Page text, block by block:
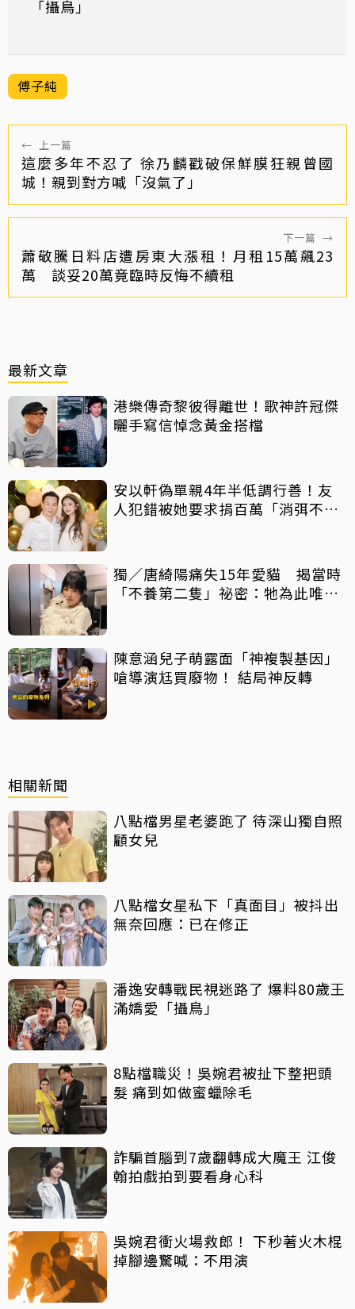
「攝鳥」
傅子純
← 上一篇
這麼多年不忍了 徐乃麟戳破保鮮膜狂親曾國
城！親到對方喊「沒氣了」
下一篇 →
蕭敬騰日料店遭房東大漲租！月租15萬飆23
萬 談妥20萬竟臨時反悔不續租
最新文章
港樂傳奇黎彼得離世！歌神許冠傑
曬手寫信悼念黃金搭檔
安以軒偽單親4年半低調行善！友
人犯錯被她要求捐百萬「消弭不
獨／唐綺陽痛失15年愛貓 揭當時
「不養第二隻」祕密：牠為此唯一
陳意涵兒子萌露面「神複製基因」
嗆導演尪買廢物！ 結局神反轉
相關新聞
八點檔男星老婆跑了 待深山獨自照
顧女兒
八點檔女星私下「真面目」被抖出
無奈回應：已在修正
潘逸安轉戰民視迷路了 爆料80歲王
滿嬌愛「攝鳥」
8點檔職災！吳婉君被扯下整把頭
髮 痛到如做蜜蠟除毛
詐騙首腦到7歲翻轉成大魔王 江俊
翰拍戲拍到要看身心科
吳婉君衝火場救郎！ 下秒著火木棍
掉腳邊驚喊：不用演